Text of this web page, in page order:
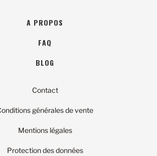
A PROPOS
FAQ
BLOG
Contact
générales de vente
Mentions légales
Protection des données